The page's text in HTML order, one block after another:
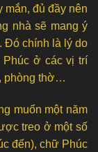
mắn, đủ đầy nên
nhà sẽ mang ý
Đó chính là lý do
Phúc ở các vị trí
phòng thờ…
muốn một năm
treo ở một số
đến), chữ Phúc